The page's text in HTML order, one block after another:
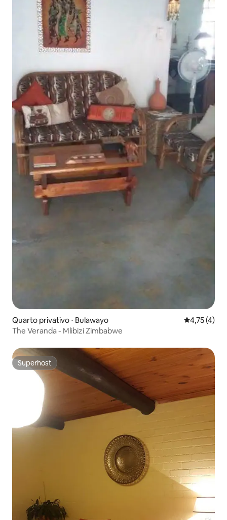
Quarto privativo ⋅ Bulawayo 4,75 de
4,75 (4)
The Veranda - Mlibizi Zimbabwe
Superhost
Superhost